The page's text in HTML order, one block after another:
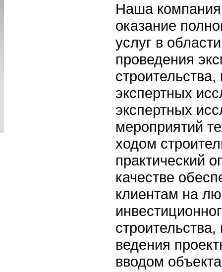
Наша
оказание
услуг в
проведения
экспертных
экспертных
мероприятий
ходом
практический
качестве
клиентам на
ведения
вводом